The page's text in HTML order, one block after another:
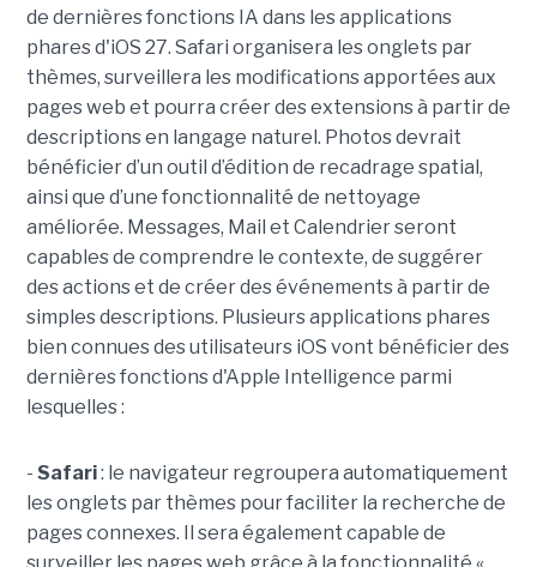
de dernières fonctions IA dans les applications
phares d'iOS 27. Safari organisera les onglets par
thèmes, surveillera les modifications apportées aux
pages web et pourra créer des extensions à partir de
descriptions en langage naturel. Photos devrait
bénéficier d’un outil d’édition de recadrage spatial,
ainsi que d’une fonctionnalité de nettoyage
améliorée. Messages, Mail et Calendrier seront
capables de comprendre le contexte, de suggérer
des actions et de créer des événements à partir de
simples descriptions. Plusieurs applications phares
bien connues des utilisateurs iOS vont bénéficier des
dernières fonctions d'Apple Intelligence parmi
lesquelles :
- Safari: le navigateur regroupera automatiquement
les onglets par thèmes pour faciliter la recherche de
pages connexes. Il sera également capable de